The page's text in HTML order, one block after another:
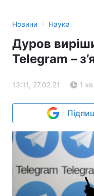
Новини › Наука
Дуров
Telegram –
13:11, 27.02.21 1 хв.